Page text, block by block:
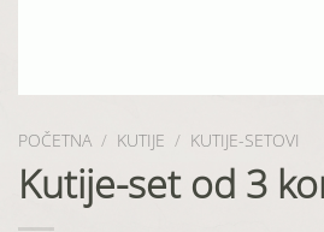
POČETNA / KUTIJE / KUTIJE-SETOVI
Kutije-set od 3